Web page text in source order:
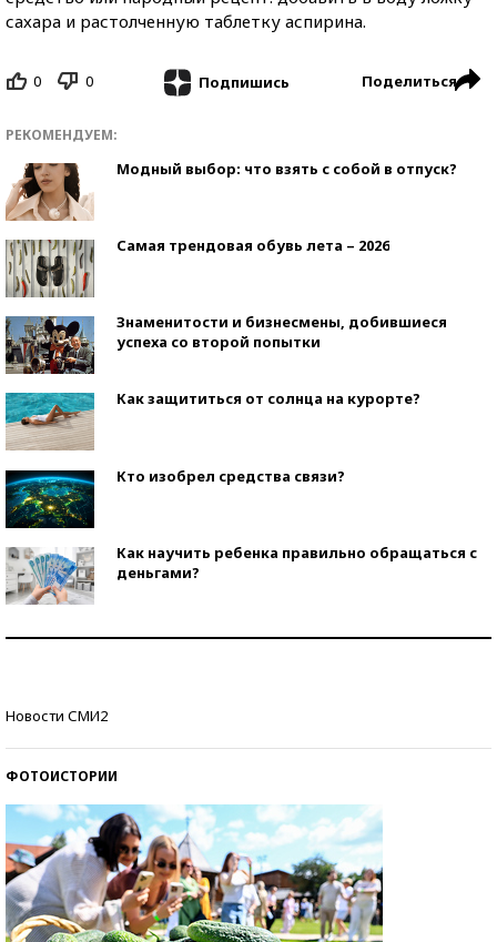
сахара и растолченную таблетку аспирина.
0 0 Подпишись Поделиться
РЕКОМЕНДУЕМ:
Модный выбор: что взять с собой в отпуск?
Самая трендовая обувь лета – 2026
Знаменитости и бизнесмены, добившиеся
успеха со второй попытки
Как защититься от солнца на курорте?
Кто изобрел средства связи?
Как научить ребенка правильно обращаться с
деньгами?
Новости СМИ2
ФОТОИСТОРИИ